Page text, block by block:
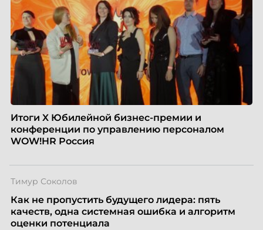
Итоги X Юбилейной бизнес-премии и
конференции по управлению персоналом
WOW!HR Россия
Тимур Соколов
Как не пропустить будущего лидера: пять
качеств, одна системная ошибка и алгоритм
оценки потенциала